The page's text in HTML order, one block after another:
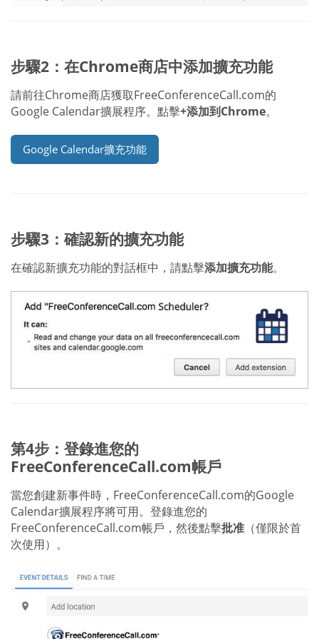
步驟2：在Chrome商店中添加擴充功能
請前往Chrome商店獲取FreeConferenceCall.com的
Google Calendar擴展程序。點擊+添加到Chrome。
Google Calendar擴充功能
步驟3：確認新的擴充功能
在確認新擴充功能的對話框中，請點擊添加擴充功能。
第4步：登錄進您的
FreeConferenceCall.com帳戶
當您創建新事件時，FreeConferenceCall.com的Google
Calendar擴展程序將可用。登錄進您的
FreeConferenceCall.com帳戶，然後點擊批准 （僅限於首
次使用）。